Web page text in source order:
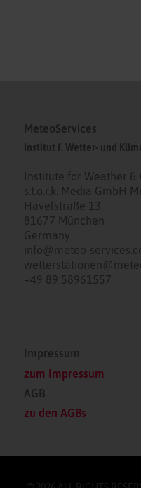
MeteoServices
Institut f. Wetter- und
Institute for Weather &
s.t.o.r.k. Media GmbH
Havelstraße 13
81677 München
Germany
info@meteo-
+49 89 58961557
Impressum
zum Impressum
AGB
zu den AGBs